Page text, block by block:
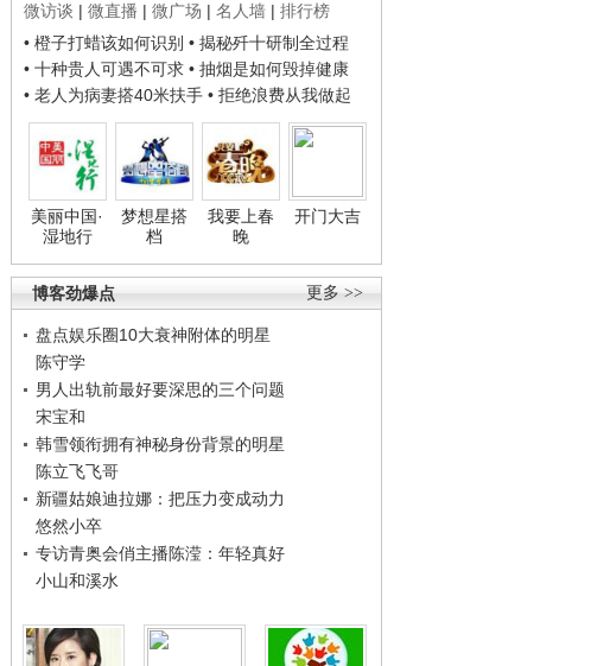
微访谈 | 微直播 | 微广场 | 名人墙 | 排行榜
• 橙子打蜡该如何识别 • 揭秘歼十研制全过程
• 十种贵人可遇不可求 • 抽烟是如何毁掉健康
• 老人为病妻搭40米扶手 • 拒绝浪费从我做起
美丽中国·
湿地行
梦想星搭
档
我要上春
晚
开门大吉
更多 >>
博客劲爆点
盘点娱乐圈10大衰神附体的明星
陈守学
男人出轨前最好要深思的三个问题
宋宝和
韩雪领衔拥有神秘身份背景的明星
陈立飞飞哥
新疆姑娘迪拉娜：把压力变成动力
悠然小卒
专访青奥会俏主播陈滢：年轻真好
小山和溪水